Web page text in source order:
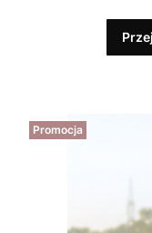
Promocja